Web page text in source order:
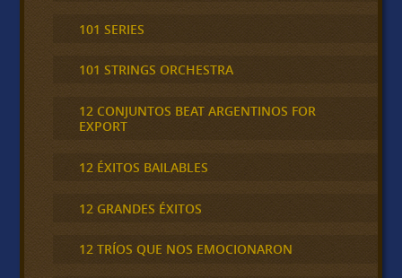
101 SERIES
101 STRINGS ORCHESTRA
12 CONJUNTOS BEAT ARGENTINOS FOR
EXPORT
12 ÉXITOS BAILABLES
12 GRANDES ÉXITOS
12 TRÍOS QUE NOS EMOCIONARON